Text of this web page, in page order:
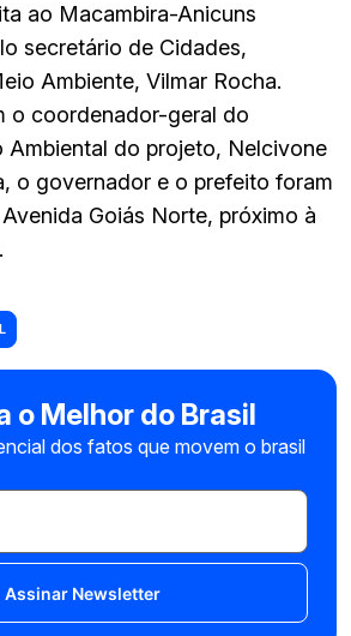
ao Macambira-Anicuns
secretário de Cidades,
Ambiente, Vilmar Rocha.
o coordenador-geral do
Ambiental do projeto, Nelcivone
o governador e o prefeito foram
Goiás Norte, próximo à
o Melhor do Brasil
dos fatos que movem o brasil
Assinar Newsletter